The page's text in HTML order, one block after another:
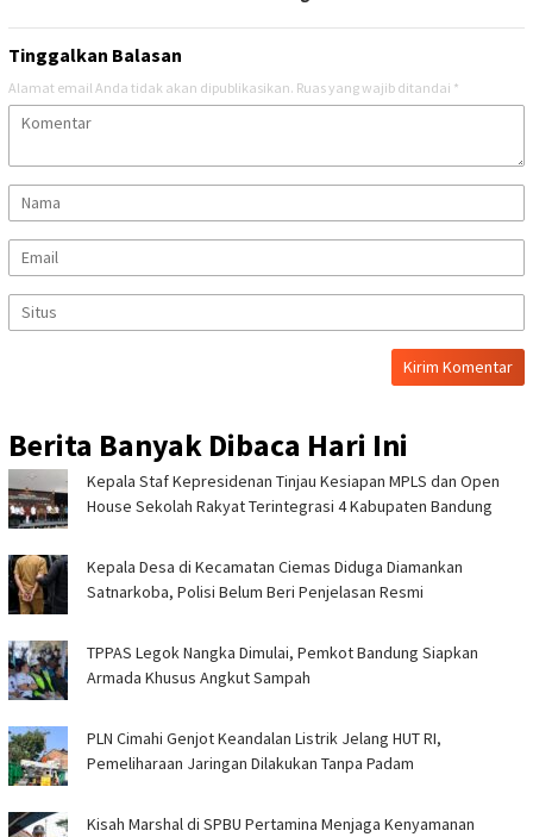
Tinggalkan Balasan
Alamat email Anda tidak akan dipublikasikan. Ruas yang wajib ditandai *
Berita Banyak Dibaca Hari Ini
Kepala Staf Kepresidenan Tinjau Kesiapan MPLS dan Open
House Sekolah Rakyat Terintegrasi 4 Kabupaten Bandung
Kepala Desa di Kecamatan Ciemas Diduga Diamankan
Satnarkoba, Polisi Belum Beri Penjelasan Resmi
TPPAS Legok Nangka Dimulai, Pemkot Bandung Siapkan
Armada Khusus Angkut Sampah
PLN Cimahi Genjot Keandalan Listrik Jelang HUT RI,
Pemeliharaan Jaringan Dilakukan Tanpa Padam
Kisah Marshal di SPBU Pertamina Menjaga Kenyamanan